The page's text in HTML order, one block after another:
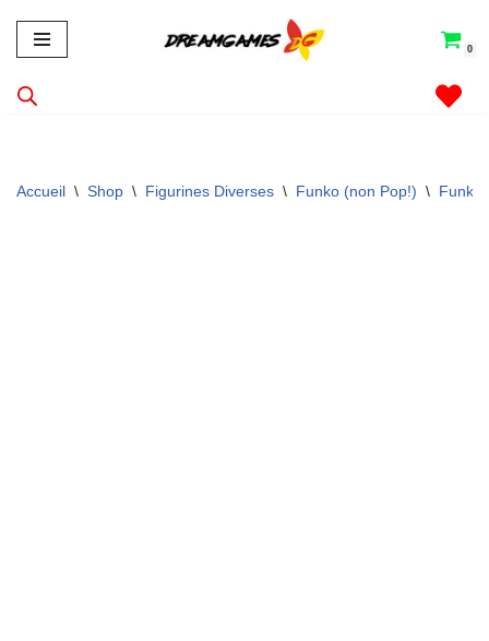
Aller
au
contenu
0
Accueil \ Shop \ Figurines Diverses \ Funko (non Pop!) \ Funko